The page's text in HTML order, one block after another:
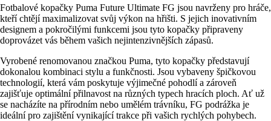
Fotbalové kopačky Puma Future Ultimate FG jsou navrženy pro hráče,
kteří chtějí maximalizovat svůj výkon na hřišti. S jejich inovativním
designem a pokročilými funkcemi jsou tyto kopačky připraveny
doprovázet vás během vašich nejintenzivnějších zápasů.
Vyrobené renomovanou značkou Puma, tyto kopačky představují
dokonalou kombinaci stylu a funkčnosti. Jsou vybaveny špičkovou
technologií, která vám poskytuje výjimečné pohodlí a zároveň
zajišťuje optimální přilnavost na různých typech hracích ploch. Ať už
se nacházíte na přírodním nebo umělém trávníku, FG podrážka je
ideální pro zajištění vynikající trakce při vašich rychlých pohybech.